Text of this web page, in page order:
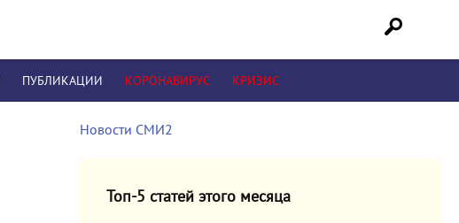
ПУБЛИКАЦИИ КОРОНАВИРУС КРИЗИС
Новости СМИ2
Топ-5 статей этого месяца